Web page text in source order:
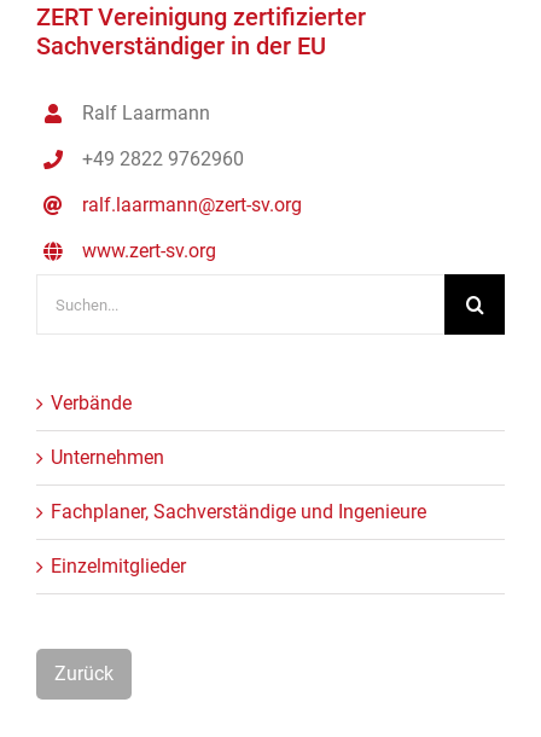
ZERT Vereinigung zertifizierter
Sachverständiger in der EU
Ralf Laarmann
+49 2822 9762960
ralf.laarmann@zert-sv.org
www.zert-sv.org
nach:
Verbände
Unternehmen
Fachplaner, Sachverständige und Ingenieure
Einzelmitglieder
Zurück